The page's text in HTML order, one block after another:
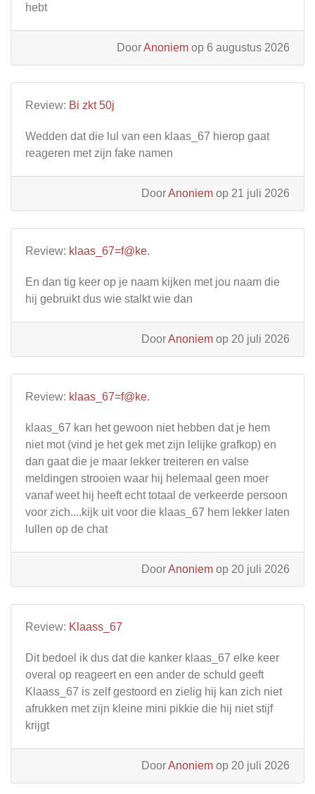
hebt
DoorAnoniem op 6 augustus 2026
Review: Bi zkt 50j
Wedden dat die lul van een klaas_67 hierop gaat
reageren met zijn fake namen
DoorAnoniem op 21 juli 2026
Review: klaas_67=f@ke.
En dan tig keer op je naam kijken met jou naam die
hij gebruikt dus wie stalkt wie dan
DoorAnoniem op 20 juli 2026
Review: klaas_67=f@ke.
klaas_67 kan het gewoon niet hebben dat je hem
niet mot (vind je het gek met zijn lelijke grafkop) en
dan gaat die je maar lekker treiteren en valse
meldingen strooien waar hij helemaal geen moer
vanaf weet hij heeft echt totaal de verkeerde persoon
voor zich....kijk uit voor die klaas_67 hem lekker laten
lullen op de chat
DoorAnoniem op 20 juli 2026
Review: Klaass_67
Dit bedoel ik dus dat die kanker klaas_67 elke keer
overal op reageert en een ander de schuld geeft
Klaass_67 is zelf gestoord en zielig hij kan zich niet
afrukken met zijn kleine mini pikkie die hij niet stijf
krijgt
DoorAnoniem op 20 juli 2026